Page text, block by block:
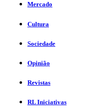
Mercado
Cultura
Sociedade
Opinião
Revistas
RL Iniciativas